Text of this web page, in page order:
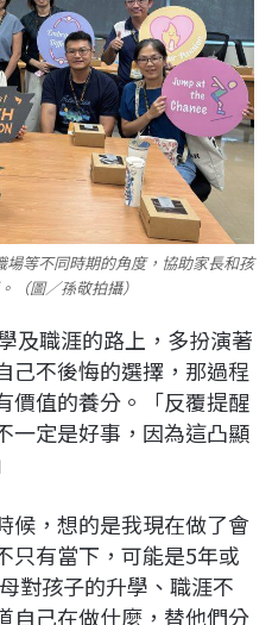
等不同時期的角度，協助家長和孩
（圖／孫敬拍攝）
及職涯的路上，多扮演著
己不後悔的選擇，那過程
價值的養分。「反覆提醒
一定是好事，因為這凸顯
候，想的是我現在做了會
只有當下，可能是5年或
對孩子的升學、職涯不
自己在做什麼，替他們分